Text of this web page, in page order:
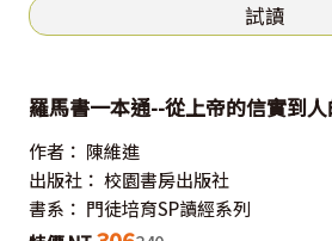
試讀
羅馬書一本通--從上帝的信實到
作者： 陳維進
出版社： 校園書房出版社
書系： 門徒培育SP讀經系列